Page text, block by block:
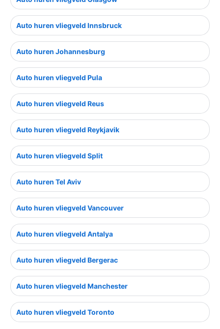
Auto huren vliegveld Innsbruck
Auto huren Johannesburg
Auto huren vliegveld Pula
Auto huren vliegveld Reus
Auto huren vliegveld Reykjavik
Auto huren vliegveld Split
Auto huren Tel Aviv
Auto huren vliegveld Vancouver
Auto huren vliegveld Antalya
Auto huren vliegveld Bergerac
Auto huren vliegveld Manchester
Auto huren vliegveld Toronto